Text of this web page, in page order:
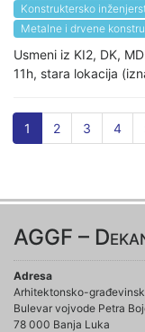
Konstruktersko
Metalne i drvene
Usmeni iz KI2, DK,
11h, stara lokacija
1 2 3 4
AGGF –
Adresa
Arhitektonsko-
Bulevar vojvode Petra
78 000 Banja Luka